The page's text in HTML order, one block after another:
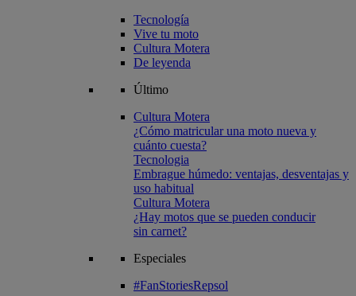
Tecnología
Vive tu moto
Cultura Motera
De leyenda
Último
Cultura Motera
¿Cómo matricular una moto nueva y
cuánto cuesta?
Tecnologia
Embrague húmedo: ventajas, desventajas y
uso habitual
Cultura Motera
¿Hay motos que se pueden conducir
sin carnet?
Especiales
#FanStoriesRepsol